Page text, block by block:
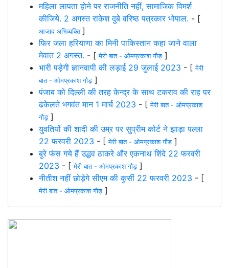
महिला लापता होने पर राजनीति नहीं, सामाजिक विमर्श
कीजिये. 2 अगस्त राकेश दुबे वरिष्ठ पत्रकार भोपाल. - [
आजाद अभिव्यक्ति ]
फिर जला हरियाणा का मिनी पाकिस्तान कहा जाने वाला
मेवात 2 अगस्त. - [मेरी बात - ओमप्रकाश गौड़ ]
भारी पड़ेगी ज्ञानवापी की लड़ाई 29 जुलाई 2023 - [मेरी
बात - ओमप्रकाश गौड़ ]
पंजाब को दिल्ली की तरह केन्द्र के साथ टकराव की राह पर
ढकेलते भगवंत मान 1 मार्च 2023 - [मेरी बात - ओमप्रकाश
गौड़ ]
युवतियों की शादी की उम्र पर सुप्रीम कोर्ट ने झाड़ा पल्ला
22 फरवरी 2023 - [मेरी बात - ओमप्रकाश गौड़ ]
बुरे फंस गये हैं उद्धव ठाकरे और एकनाथ शिंदे 22 फरवरी
2023 - [मेरी बात - ओमप्रकाश गौड़ ]
नीतीश नहीं छोड़ेगे सीएम की कुर्सी 22 फरवरी 2023 - [
मेरी बात - ओमप्रकाश गौड़ ]